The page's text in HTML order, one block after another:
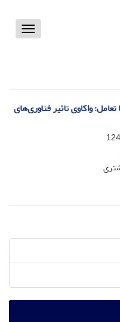
Toggle
واکاوی تاثیر فناوری‌های